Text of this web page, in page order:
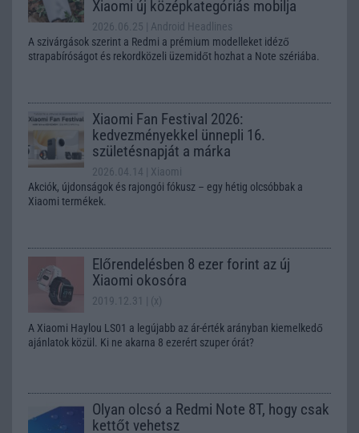
Xiaomi új középkategóriás mobilja
2026.06.25
| Android Headlines
A szivárgások szerint a Redmi a prémium modelleket idéző
strapabíróságot és rekordközeli üzemidőt hozhat a Note szériába.
Xiaomi Fan Festival 2026:
kedvezményekkel ünnepli 16.
születésnapját a márka
2026.04.14
| Xiaomi
Akciók, újdonságok és rajongói fókusz – egy hétig olcsóbbak a
Xiaomi termékek.
Előrendelésben 8 ezer forint az új
Xiaomi okosóra
2019.12.31 | (x)
A Xiaomi Haylou LS01 a legújabb az ár-érték arányban kiemelkedő
ajánlatok közül. Ki ne akarna 8 ezerért szuper órát?
Olyan olcsó a Redmi Note 8T, hogy csak
kettőt vehetsz